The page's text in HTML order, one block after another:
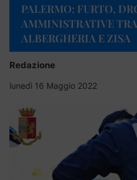
PALERMO: FURTO,
AMMINISTRATIVE
ALBERGHERIA E ZISA
Redazione
lunedì 16 Maggio 2022